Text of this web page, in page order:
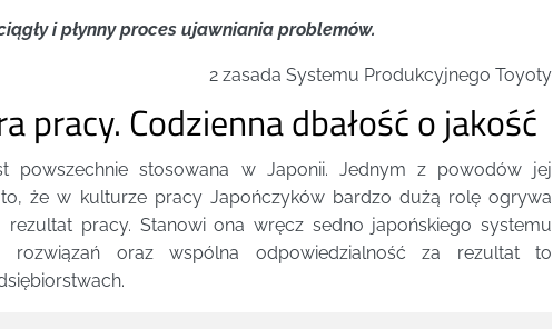
i płynny proces ujawniania problemów.
2 zasada Systemu Produkcyjnego Toyoty
pracy. Codzienna dbałość o jakość
powszechnie stosowana w Japonii. Jednym z powodów jej
że w kulturze pracy Japończyków bardzo dużą rolę ogrywa
pracy. Stanowi ona wręcz sedno japońskiego systemu
rozwiązań oraz wspólna odpowiedzialność za rezultat to